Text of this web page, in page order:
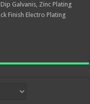
Galvanis, Zinc Plating
Finish Electro Plating